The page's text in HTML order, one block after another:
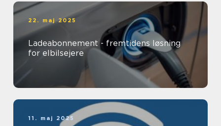
22. maj 2025
Ladeabonnement - fremtidens løsning
for elbilsejere
11. maj 2025